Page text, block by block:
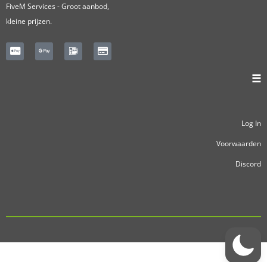
FiveM Services - Groot aanbod,
kleine prijzen.
☰
Log In
Voorwaarden
Discord